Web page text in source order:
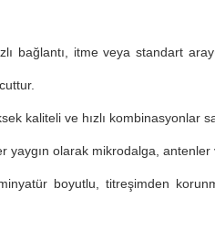
bağlantı, itme veya standart
kaliteli ve hızlı
yaygın olarak mikrodalga, antenler
boyutlu, titreşimden